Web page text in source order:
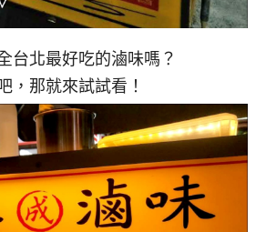
台北最好吃的滷味嗎？
，那就來試試看！